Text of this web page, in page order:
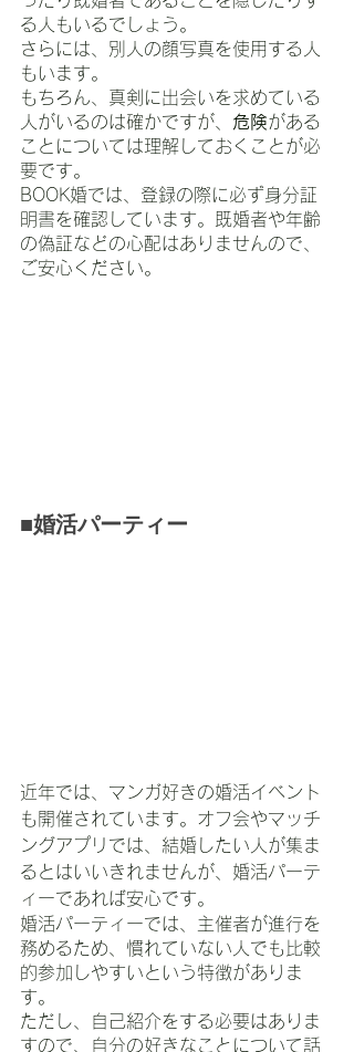
る人もいるでしょう。
さらには、別人の顔写真を使用する人
もいます。
もちろん、真剣に出会いを求めている
人がいるのは確かですが、 危険がある
ことについては理解しておくことが必
要です。
BOOK婚では、登録の際に必ず身分証
明書を確認しています。既婚者や年齢
の偽証などの心配はありませんので、
ご安心ください。
■婚活パーティー
近年では、マンガ好きの婚活イベント
も開催されています。オフ会やマッチ
ングアプリでは、結婚したい人が集ま
るとはいいきれませんが、婚活パーテ
ィーであれば安心です。
婚活パーティーでは、主催者が進行を
務めるため、慣れていない人でも比較
的参加しやすいという特徴がありま
す。
ただし、自己紹介をする必要はありま
すので、自分の好きなことについて話